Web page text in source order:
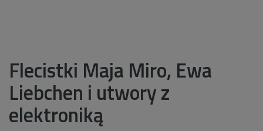
Flecistki Maja Miro, Ewa
Liebchen i utwory z
elektroniką